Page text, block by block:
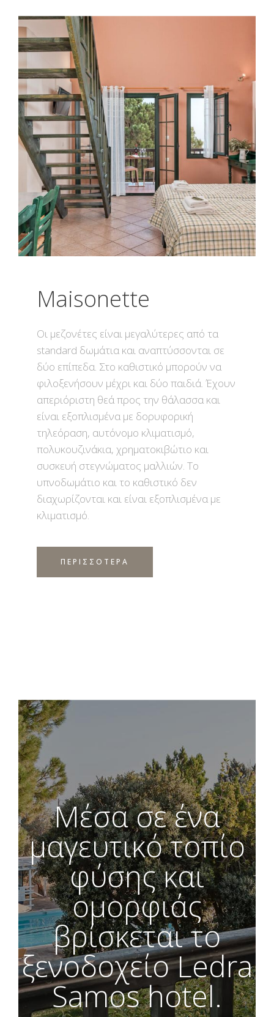
Maisonette
Οι μεζονέτες είναι μεγαλύτερες από τα
standard δωμάτια και αναπτύσσονται σε
δύο επίπεδα. Στο καθιστικό μπορούν να
φιλοξενήσουν μέχρι και δύο παιδιά. Έχουν
απεριόριστη θεά προς την θάλασσα και
είναι εξοπλισμένα με δορυφορική
τηλεόραση, αυτόνομο κλιματισμό,
πολυκουζινάκια, χρηματοκιβώτιο και
συσκευή στεγνώματος μαλλιών. Το
υπνοδωμάτιο και το καθιστικό δεν
διαχωρίζονται και είναι εξοπλισμένα με
κλιματισμό.
ΠΕΡΙΣΣΟΤΕΡΑ
Μέσα σε ένα
μαγευτικό τοπίο
φύσης και
ομορφιάς
βρίσκεται το
ξενοδοχείο Ledra
Samos hotel.